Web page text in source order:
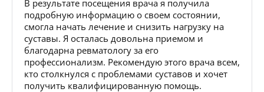
В результате посещения врача я получила
подробную информацию о своем состоянии,
смогла начать лечение и снизить нагрузку на
суставы. Я осталась довольна приемом и
благодарна ревматологу за его
профессионализм. Рекомендую этого врача всем,
кто столкнулся с проблемами суставов и хочет
получить квалифицированную помощь.